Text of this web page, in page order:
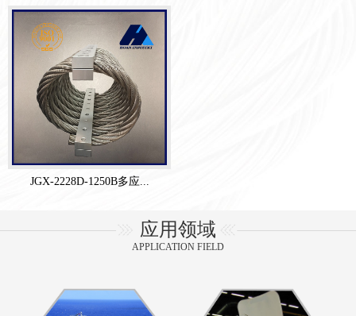
JGX-2228D-1250B多应...
应用领域
APPLICATION FIELD